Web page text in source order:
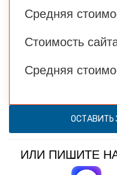
Средняя
Стоимость
Средняя
ОСТАВИТЬ
ИЛИ ПИШИТЕ